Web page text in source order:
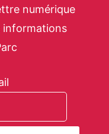
numérique
informations